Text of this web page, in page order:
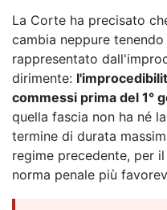
La Corte ha precisato
cambia neppure
rappresentato
dirimente:
commessi prima del 1°
quella fascia non ha né
termine di durata
regime precedente, per
norma penale più